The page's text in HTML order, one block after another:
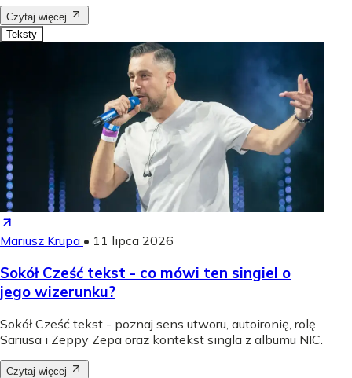
Czytaj więcej
Teksty
Mariusz Krupa • 11 lipca 2026
Sokół Cześć tekst - co mówi ten singiel o
jego wizerunku?
Sokół Cześć tekst - poznaj sens utworu, autoironię, rolę
Sariusa i Zeppy Zepa oraz kontekst singla z albumu NIC.
Czytaj więcej